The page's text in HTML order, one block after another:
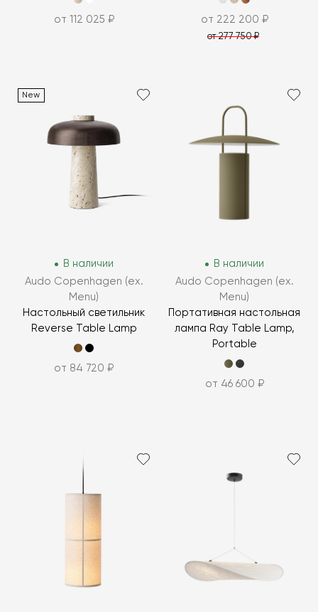
от 112 025 ₽ от 222 200 ₽
от 277 750 ₽
New
В наличии
Audo Copenhagen (ex.
Menu)
Настольный светильник
Reverse Table Lamp
от 84 720 ₽
В наличии
Audo Copenhagen (ex.
Menu)
Портативная настольная
лампа Ray Table Lamp,
Portable
от 46 600 ₽